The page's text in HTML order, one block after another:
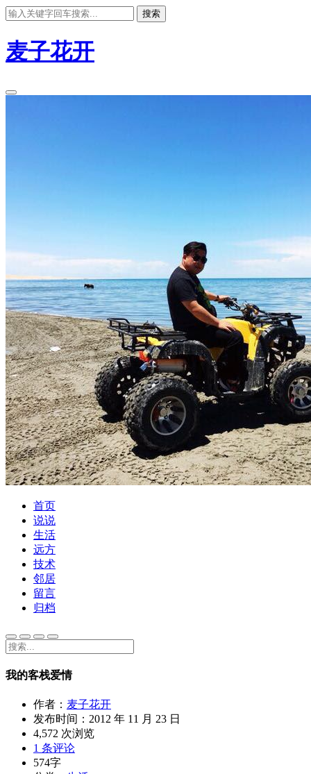
搜索
麦子花开
首页
说说
生活
远方
技术
邻居
留言
归档
我的客栈爱情
作者： 麦子花开
发布时间： 2012 年 11 月 23 日
4,572 次浏览
1 条评论
574字